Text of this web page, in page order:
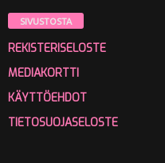
SIVUSTOSTA
REKISTERISELOSTE
MEDIAKORTTI
KÄYTTÖEHDOT
TIETOSUOJASELOSTE